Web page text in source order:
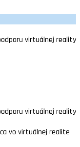
virtuálnej reality
virtuálnej reality
vo virtuálnej realite